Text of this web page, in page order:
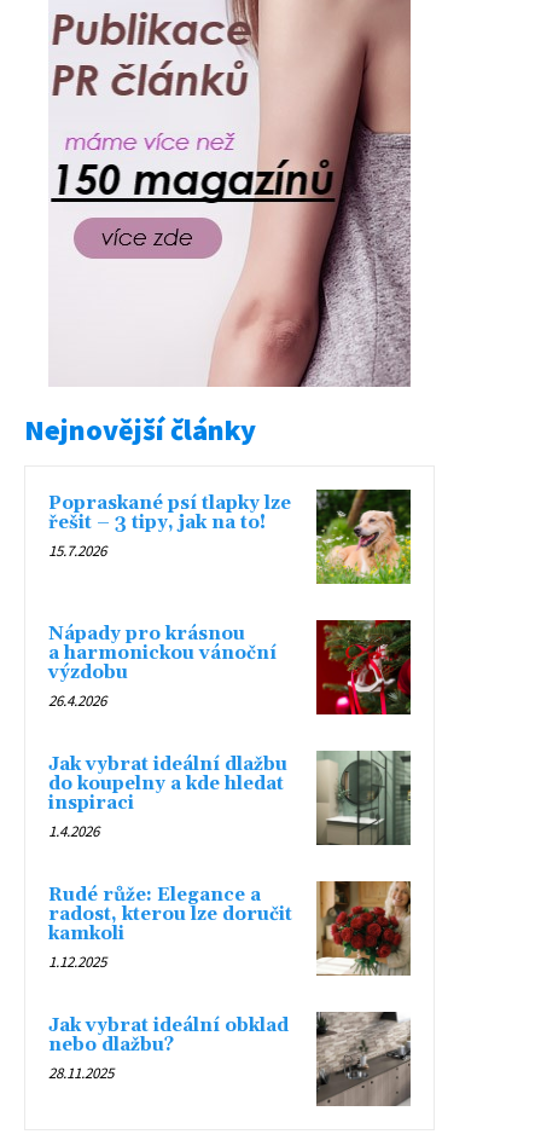
Nejnovější články
Popraskané psí tlapky lze
řešit – 3 tipy, jak na to!
15.7.2026
Nápady pro krásnou
a harmonickou vánoční
výzdobu
26.4.2026
Jak vybrat ideální dlažbu
do koupelny a kde hledat
inspiraci
1.4.2026
Rudé růže: Elegance a
radost, kterou lze doručit
kamkoli
1.12.2025
Jak vybrat ideální obklad
nebo dlažbu?
28.11.2025